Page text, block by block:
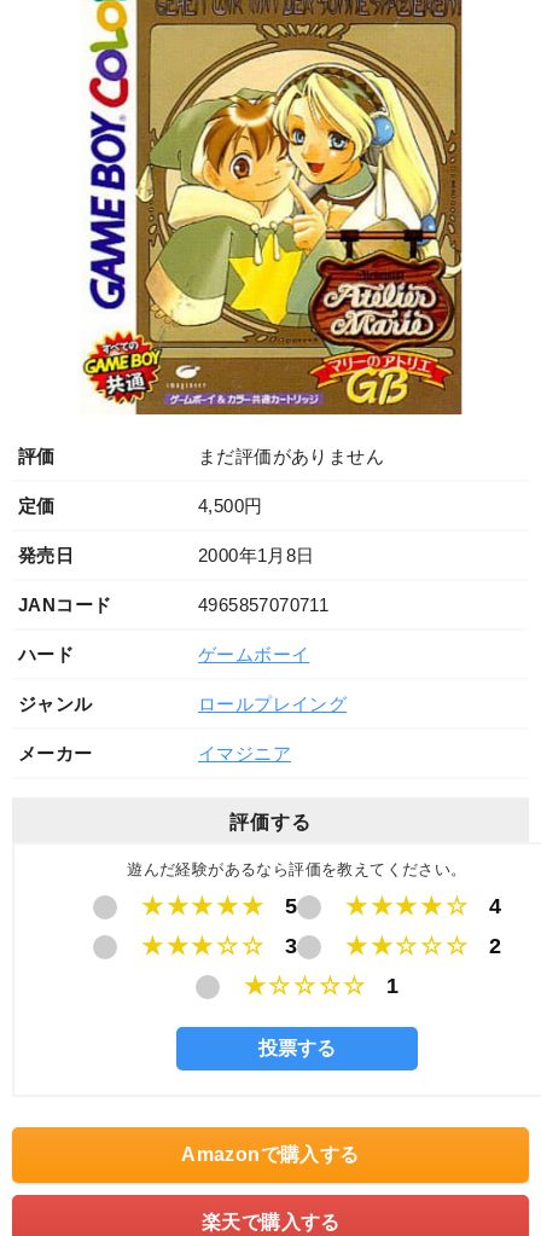
評価 まだ評価がありません
定価 4,500円
発売日 2000年1月8日
JANコード 4965857070711
ハード ゲームボーイ
ジャンル ロールプレイング
メーカー イマジニア
評価する
遊んだ経験があるなら評価を教えてください。
★★★★★ 5 ★★★★☆
4
★★★☆☆
3 ★★☆☆☆
2
★☆☆☆☆
1
Amazonで購入する
楽天で購入する